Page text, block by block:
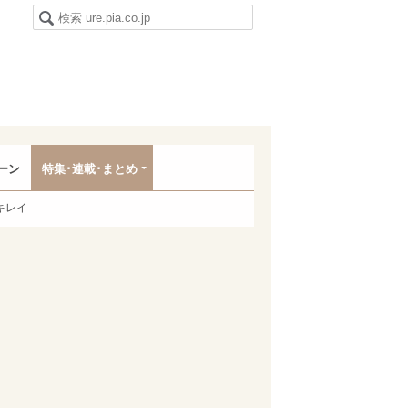
ン 特集･連載･まとめ
レイ